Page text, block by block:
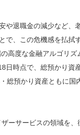
退職金の減少など、
、この危機感を払拭
高度な金融アルゴリ
時点で、総預かり資
総預かり資産ともに
ーサービスの領域を